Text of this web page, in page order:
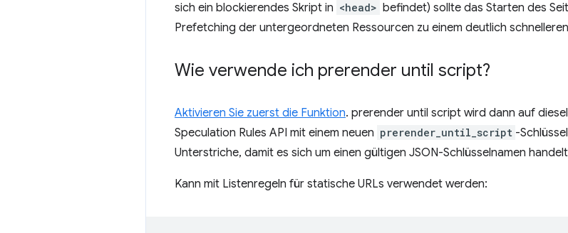
sich ein blockierendes Skript in <head> befindet) sollte das Starten des
Prefetching der untergeordneten Ressourcen zu einem deutlich
Wie verwende ich prerender until script?
Aktivieren Sie zuerst die Funktion. prerender until script wird dann auf
Speculation Rules API mit einem neuen prerender_until_script -
Unterstriche, damit es sich um einen gültigen JSON-Schlüsselnamen
Kann mit Listenregeln für statische URLs verwendet werden: